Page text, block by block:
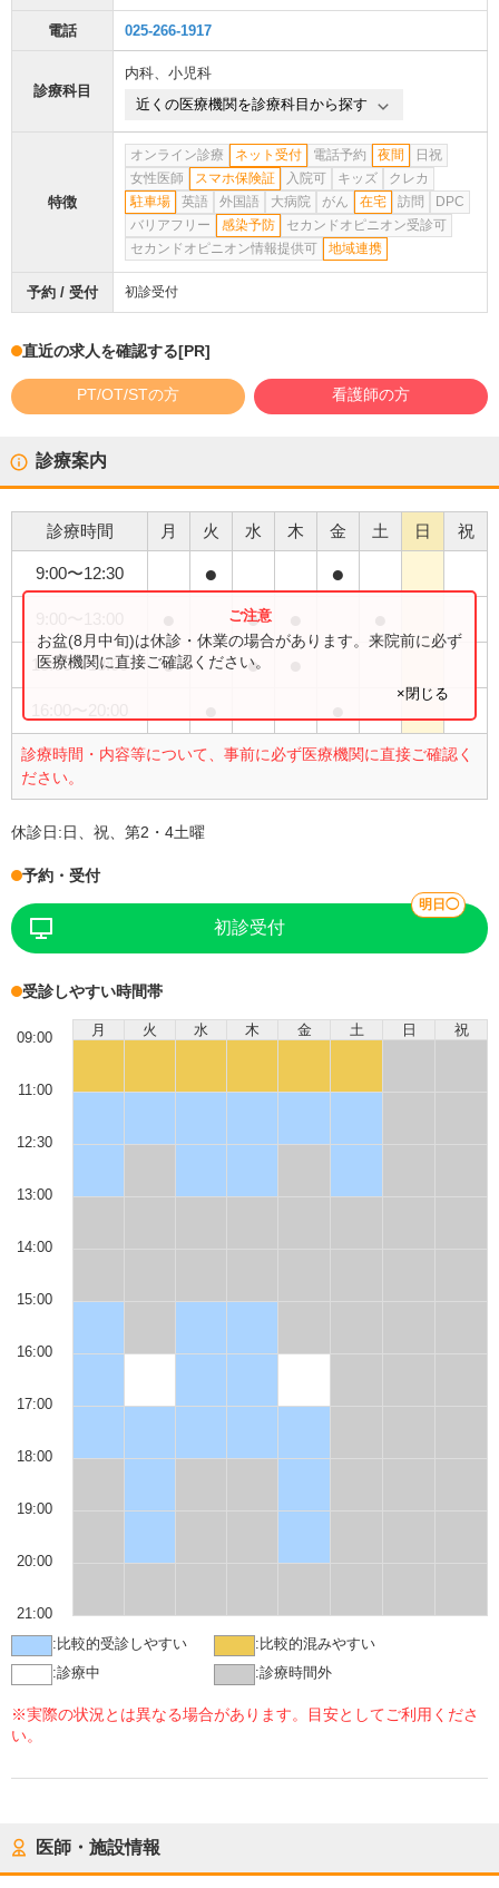
電話 025-266-1917
診療科目
内科、 小児科
近くの医療機関を診療科目から探す
特徴
オンライン診療 ネット受付 電話予約 夜間
日祝
女性医師
スマホ保険証 入院可 キッズ
クレカ
駐車場
英語 外国語 大病院 がん 在宅 訪問
DPC
バリアフリー
感染予防
セカンドオピニオン受診可
セカンドオピニオン情報提供可
地域連携
予約 / 受付 初診受付
直近の求人を確認する[PR]
PT/OT/STの方 看護師の方
診療案内
診療時間 月 火 水 木 金 土 日 祝
9:00〜12:30 ● ●
●
15:00〜18:00 ● ●
診療時間・内容等について、事前に必ず医療機関に直接ご確認く
ださい。
お盆(8月中旬)は休診・休業の場合があります。来院前に必ず
医療機関に直接ご確認ください。
×閉じる
休診日:日、祝、第2・4土曜
予約・受付
初診受付
明日◯
受診しやすい時間帯
月 火 水 木 金 土 日 祝
09:00
11:00
12:30
13:00
14:00
15:00
16:00
17:00
18:00
19:00
20:00
21:00
: 比較的受診しやすい : 比較的混みやすい
:診療中 :診療時間外
※実際の状況とは異なる場合があります。目安としてご利用くださ
い。
医師・施設情報